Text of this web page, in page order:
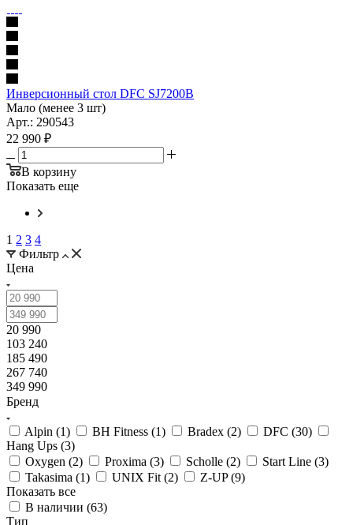
Инверсионный стол DFC SJ7200B
Мало (менее 3 шт)
Арт.: 290543
22 990 ₽
В корзину
Показать еще
1 2 3 4
Фильтр
Цена
20 990
103 240
185 490
267 740
349 990
Бренд
Alpin (1) BH Fitness (1) Bradex (2) DFC (30)
Hang Ups (3)
Oxygen (2) Proxima (3) Scholle (2) Start Line (3)
Takasima (1) UNIX Fit (2) Z-UP (9)
Показать все
В наличии (63)
Тип